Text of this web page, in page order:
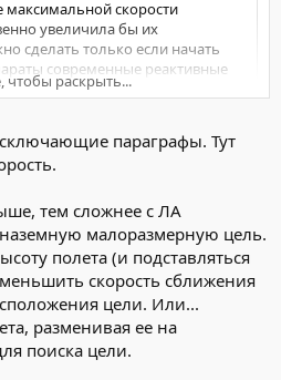
и производство, за
интеллектом и
в рамках тепловых
полностью избавиться
с наземной катапульты, которая
с помощью твердотопливного
только вывести
район нахождения цели, а
максимальной скорости
увеличила бы их
сделать только если начать
современные реактивные
в некий аналог крылатой
чтобы раскрыть...
чтобы раскрыть...
параграфы. Тут
тем сложнее с ЛА
малоразмерную цель.
полета (и подставляться
скорость сближения
цели. Или...
разменивая ее на
поиска цели.